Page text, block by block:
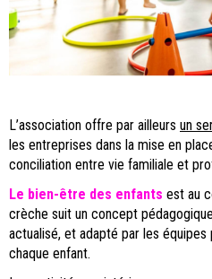
L’association offre par ailleurs un
les entreprises dans la mise en
conciliation entre vie familiale et
Le bien-être des enfants est au
crèche suit un concept
actualisé, et adapté par les
chaque enfant.